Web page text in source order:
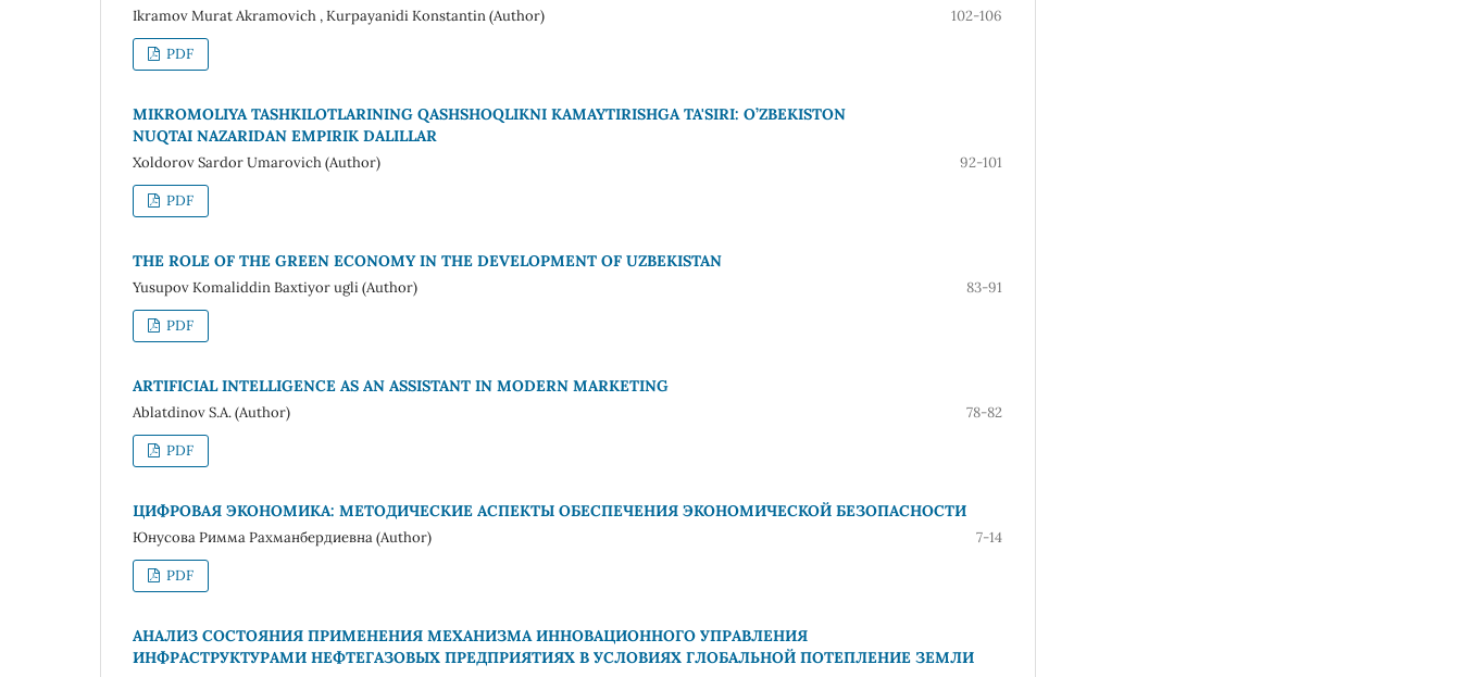
Ikramov Murat Akramovich , Kurpayanidi Konstantin (Author) 102-106
PDF
MIKROMOLIYA TASHKILOTLARINING QASHSHOQLIKNI KAMAYTIRISHGA TA'SIRI: O’ZBEKISTON
NUQTAI NAZARIDAN EMPIRIK DALILLAR
Xoldorov Sardor Umarovich (Author) 92-101
PDF
THE ROLE OF THE GREEN ECONOMY IN THE DEVELOPMENT OF UZBEKISTAN
Yusupov Komaliddin Baxtiyor ugli (Author) 83-91
PDF
ARTIFICIAL INTELLIGENCE AS AN ASSISTANT IN MODERN MARKETING
Ablatdinov S.A. (Author) 78-82
PDF
ЦИФРОВАЯ ЭКОНОМИКА: МЕТОДИЧЕСКИЕ АСПЕКТЫ ОБЕСПЕЧЕНИЯ ЭКОНОМИЧЕСКОЙ БЕЗОПАСНОСТИ
Юнусова Римма Рахманбердиевна (Author) 7-14
PDF
АНАЛИЗ СОСТОЯНИЯ ПРИМЕНЕНИЯ МЕХАНИЗМА ИННОВАЦИОННОГО УПРАВЛЕНИЯ
ИНФРАСТРУКТУРАМИ НЕФТЕГАЗОВЫХ ПРЕДПРИЯТИЯХ В УСЛОВИЯХ ГЛОБАЛЬНОЙ ПОТЕПЛЕНИЕ ЗЕМЛИ